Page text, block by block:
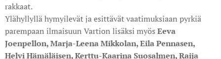
rakkaat.
Ylähyllyllä hymyilevät ja esittävät vaatimuksiaan pyrkiä
parempaan ilmaisuun Vartion lisäksi myös Eeva
Joenpellon, Marja-Leena Mikkolan, Eila Pennasen,
Helvi Hämäläisen, Kerttu-Kaarina Suosalmen, Raija